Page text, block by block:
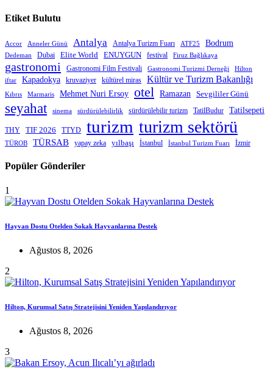
Etiket Bulutu
Accor Anneler Günü Antalya Antalya Turizm Fuarı ATF25 Bodrum
Dedeman Dubai Elite World ENUYGUN festival Firuz Bağlıkaya
gastronomi Gastronomi Film Festivali Gastronomi Turizmi Derneği
Hilton
iftar
Kapadokya kruvaziyer kültürel miras Kültür ve Turizm Bakanlığı
Kıbrıs Marmaris Mehmet Nuri Ersoy otel Ramazan Sevgililer Günü
seyahat sinema sürdürülebilirlik sürdürülebilir turizm TatilBudur Tatilsepeti
THY TIF 2026 TTYD turizm turizm sektörü
TÜROB TÜRSAB yapay zeka yılbaşı İstanbul İstanbul Turizm Fuarı İzmir
Popüler Gönderiler
1
Hayvan Dostu Otelden Sokak Hayvanlarına Destek
Ağustos 8, 2026
2
Hilton, Kurumsal Satış Stratejisini Yeniden Yapılandırıyor
Ağustos 8, 2026
3